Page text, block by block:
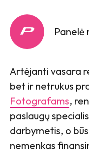
Panelė
Artėjanti vasara
bet ir netrukus
Fotografams,
paslaugų
darbymetis, o
nemenkas